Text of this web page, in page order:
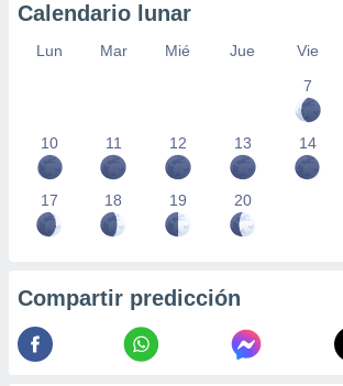
Calendario lunar
Lun Mar Mié Jue Vie
7
10 11 12 13 14
17 18 19 20
Compartir predicción